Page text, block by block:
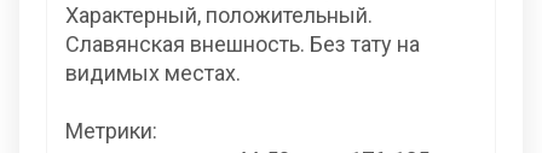
Характерный, положительный.
Славянская внешность. Без тату на
видимых местах.
Метрики: